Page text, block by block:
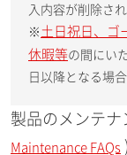
入内容が削除さ
※ 土日祝日、ゴ
休暇等の間にい
日以降となる場
製品のメンテ
Maintenance FAQs